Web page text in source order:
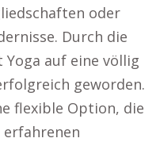
oder
Durch die
auf eine völlig
geworden.
flexible Option, die
erfahrenen